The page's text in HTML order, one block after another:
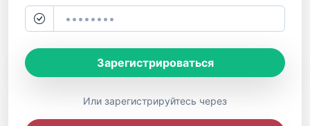
Зарегистрироваться
Или зарегистрируйтесь через